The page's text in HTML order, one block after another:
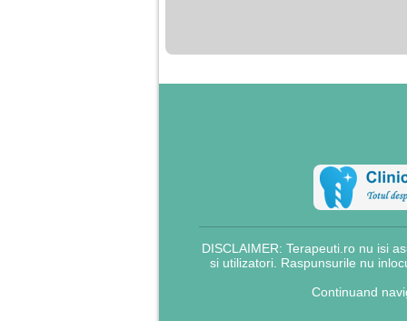
DISCLAIMER: Terapeuti.ro nu isi
si utilizatori. Raspunsurile nu
Continuand